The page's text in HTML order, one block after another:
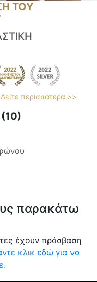
ΤΟΥ
Δείτε περισσότερα >>
(10)
παρακάτω
έχουν πρόσβαση
κλικ εδώ για να